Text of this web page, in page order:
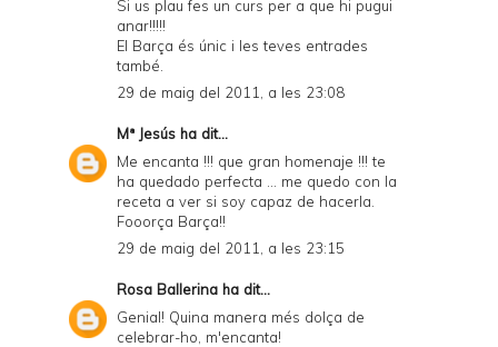
Si us plau fes un curs per a que hi pugui
anar!!!!!
El Barça és únic i les teves entrades
també.
29 de maig del 2011, a les 23:08
Mª Jesús ha dit...
Me encanta !!! que gran homenaje !!! te
ha quedado perfecta ... me quedo con la
receta a ver si soy capaz de hacerla.
Fooorça Barça!!
29 de maig del 2011, a les 23:15
Rosa Ballerina ha dit...
Genial! Quina manera més dolça de
celebrar-ho, m'encanta!